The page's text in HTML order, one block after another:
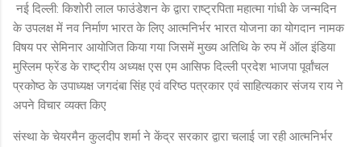
नई दिल्ली: किशोरी लाल फाउंडेशन के द्वारा राष्ट्रपिता महात्मा गांधी के जन्मदिन
के उपलक्ष में नव निर्माण भारत के लिए आत्मनिर्भर भारत योजना का योगदान नामक
विषय पर सेमिनार आयोजित किया गया जिसमें मुख्य अतिथि के रुप में ऑल इंडिया
मुस्लिम फ्रेंड के राष्ट्रीय अध्यक्ष एस एम आसिफ दिल्ली प्रदेश भाजपा पूर्वांचल
प्रकोष्ठ के उपाध्यक्ष जगदंबा सिंह एवं वरिष्ठ पत्रकार एवं साहित्यकार संजय राय ने
अपने विचार व्यक्त किए
संस्था के चेयरमैन कुलदीप शर्मा ने केंद्र सरकार द्वारा चलाई जा रही आत्मनिर्भर